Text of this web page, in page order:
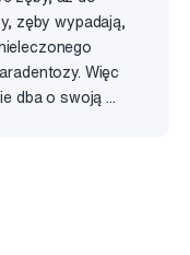
zęby wypadają,
Więc
dba o swoją ...